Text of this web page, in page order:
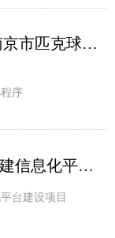
市匹克球运
序
信息化平台建
台建设项目